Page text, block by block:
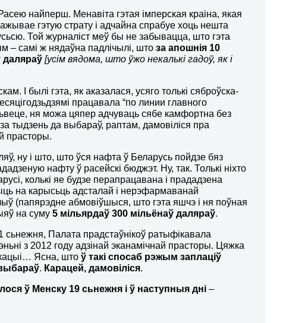
найперш. Менавіта гэтая імперская краіна, якая
гэтую страту і адчайна спрабуе хоць нешта
Той журналіст меў бы не забывацца, што гэта
– самі ж нядаўна падлічылі, штоза апошнія 10
даляраў [усім вядома, што ўжо некалькі гадоў, як і
І былі гэта, як аказалася, усяго толькі сяброўска-
працавала “по линии главного
ня можа цяпер адчуваць сябе камфортна без
тыдзень да выбараў, раптам, дамовіліся пра
прасторы.
ну і што, што ўся нафта ў Беларусь пойдзе бяз
нафту ў расейскі бюджэт. Ну, так. Толькі ніхто
колькі яе будзе перапрацавана і прададзена
на карысьць адсталай і нерэфармаванай
(папярэдне абмовіўшыся, што гэта яшчэ і ня поўная
на суму5 мільярдаў 300 мільёнаў даляраў.
Палата прадстаўнікоў ратыфікавала
з 2012 году адзінай эканамічнай прасторы. Цяжка
Ясна, штоў такі спосаб рэжым заплаціў
. Карацей, дамовіліся.
ў Менску 19 сьнежня і ў наступныя дні–